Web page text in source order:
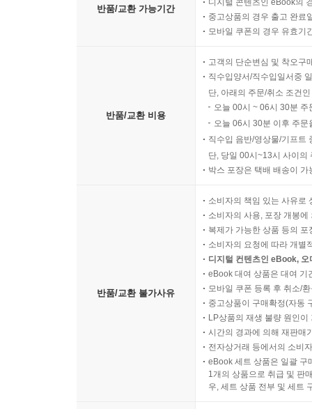
반품/교환 가능기간
디지털 콘텐츠인 eBook의
중고상품의 경우 출고 완료
모바일 쿠폰의 경우 유효기
반품/교환 비용
고객의 단순변심 및 착오구
직수입양서/직수입일서중
단, 아래의 주문/취소 조건
오늘 00시 ~ 06시 30분
오늘 06시 30분 이후 주
직수입 음반/영상물/기프트
단, 당일 00시~13시 사이의
박스 포장은 택배 배송이
반품/교환 불가사유
소비자의 책임 있는 사유로
소비자의 사용, 포장 개봉
복제가 가능한 상품 등의
소비자의 요청에 따라 개별
디지털 컨텐츠인 eBook,
eBook 대여 상품은 대여 기
모바일 쿠폰 등록 후 취소/
중고상품이 구매확정(자동
LP상품의 재생 불량 원인
시간의 경과에 의해 재판매
전자상거래 등에서의 소비
eBook 세트 상품은 일괄 구
1개의 상품으로 취급 및 판
우, 세트 상품 전부 및 세트